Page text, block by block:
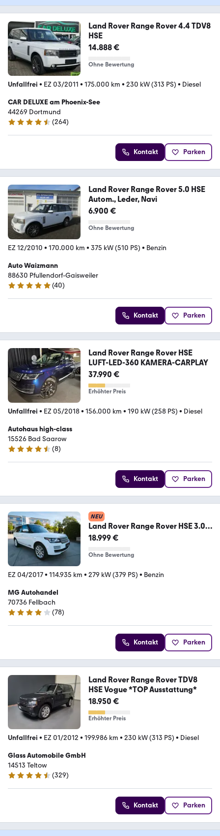
Land Rover Range Rover 4.4 TDV8
HSE
14.888 €
Ohne Bewertung
Unfallfrei • EZ 03/2011 • 175.000 km • 230 kW (313 PS) • Diesel
CAR DELUXE am Phoenix-See
44269 Dortmund
4.7 Sterne
(264)
Kontakt Parken
Land Rover Range Rover 5.0 HSE
Autom., Leder, Navi
6.900 €
Ohne Bewertung
EZ 12/2010 • 170.000 km • 375 kW (510 PS) • Benzin
Auto Waizmann
88630 Pfullendorf-Gaisweiler
5 Sterne
(40)
Kontakt Parken
Land Rover Range Rover HSE
LUFT-LED-360 KAMERA-CARPLAY
37.990 €
Erhöhter Preis
Unfallfrei • EZ 05/2018• 156.000 km • 190 kW (258 PS) • Diesel
Autohaus high-class
15526 Bad Saarow
4.4 Sterne
(8)
Kontakt Parken
NEU
Land Rover Range Rover HSE 3.0
*USA IMPORT*
18.999 €
Ohne Bewertung
EZ 04/2017• 114.935 km • 279 kW (379 PS) • Benzin
MG Autohandel
70736 Fellbach
4.1 Sterne
(78)
Kontakt Parken
Land Rover Range Rover TDV8
HSE Vogue *TOP Ausstattung*
18.950 €
Erhöhter Preis
Unfallfrei • EZ 01/2012 • 199.986 km • 230 kW (313 PS) • Diesel
Glass Automobile GmbH
14513 Teltow
4.4 Sterne
(329)
Kontakt Parken